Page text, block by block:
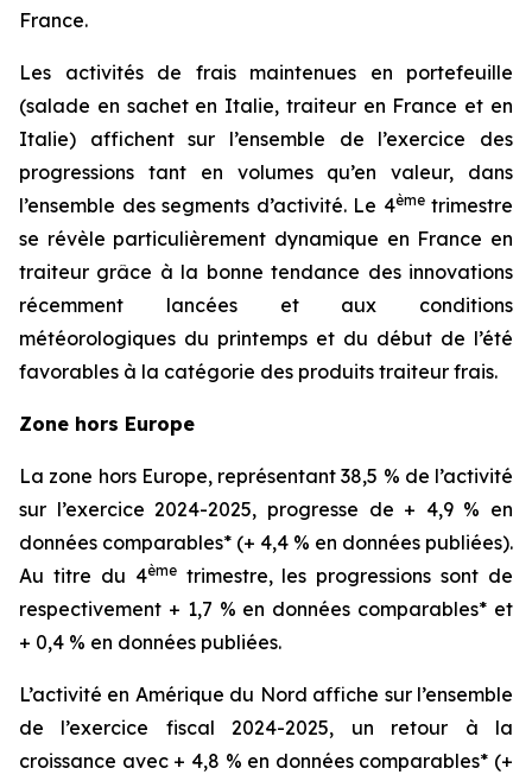
France.
Les activités de frais maintenues en portefeuille
(salade en sachet en Italie, traiteur en France et en
Italie) affichent sur l’ensemble de l’exercice des
progressions tant en volumes qu’en valeur, dans
l’ensemble des segments d’activité. Le 4èmetrimestre
se révèle particulièrement dynamique en France en
traiteur grâce à la bonne tendance des innovations
récemment lancées et aux conditions
météorologiques du printemps et du début de l’été
favorables à la catégorie des produits traiteur frais.
Zone hors Europe
La zone hors Europe, représentant 38,5 % de l’activité
sur l’exercice 2024-2025, progresse de + 4,9 % en
données comparables* (+ 4,4 % en données publiées).
Au titre du 4èmetrimestre, les progressions sont de
respectivement + 1,7 % en données comparables* et
+ 0,4 % en données publiées.
L’activité en Amérique du Nord affiche sur l’ensemble
de l’exercice fiscal 2024-2025, un retour à la
croissance avec + 4,8 % en données comparables* (+